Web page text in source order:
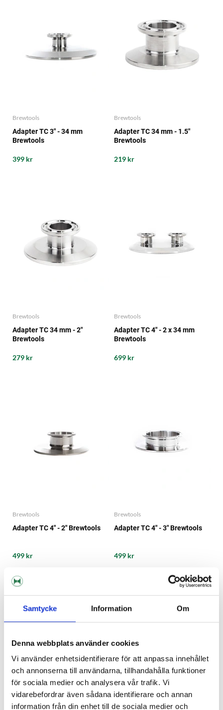
Samtycke Information Om
Denna webbplats använder cookies
Vi använder enhetsidentifierare för att anpassa innehållet
och annonserna till användarna, tillhandahålla funktioner
för sociala medier och analysera vår trafik. Vi
vidarebefordrar även sådana identifierare och annan
information från din enhet till de sociala medier och
Brewtools
Adapter TC 3" - 34 mm
Brewtools
399 kr
Brewtools
Adapter TC 34 mm - 1.5"
Brewtools
219 kr
Brewtools
Adapter TC 34 mm - 2"
Brewtools
279 kr
Brewtools
Adapter TC 4" - 2 x 34 mm
Brewtools
699 kr
Brewtools
Adapter TC 4" - 2" Brewtools
499 kr
Brewtools
Adapter TC 4" - 3" Brewtools
499 kr
NYHET!